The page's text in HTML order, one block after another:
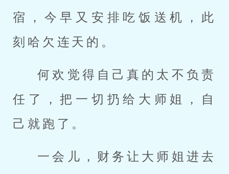
宿，今早又安排吃饭送机，此
刻哈欠连天的。
何欢觉得自己真的太不负责
任了，把一切扔给大师姐，自
己就跑了。
一会儿，财务让大师姐进去